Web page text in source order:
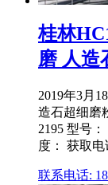
桂林
磨 人造
2019年3月
造石超细磨
2195 型号
度： 获取
联系电话: